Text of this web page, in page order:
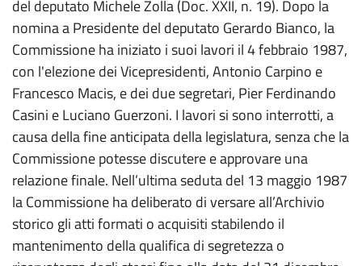
del deputato Michele Zolla (Doc. XXII, n. 19). Dopo la
nomina a Presidente del deputato Gerardo Bianco, la
Commissione ha iniziato i suoi lavori il 4 febbraio 1987,
con l'elezione dei Vicepresidenti, Antonio Carpino e
Francesco Macis, e dei due segretari, Pier Ferdinando
Casini e Luciano Guerzoni. I lavori si sono interrotti, a
causa della fine anticipata della legislatura, senza che la
Commissione potesse discutere e approvare una
relazione finale. Nell’ultima seduta del 13 maggio 1987
la Commissione ha deliberato di versare all’Archivio
storico gli atti formati o acquisiti stabilendo il
mantenimento della qualifica di segretezza o